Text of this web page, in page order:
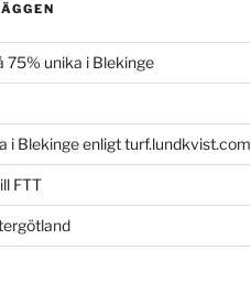
75% unika i Blekinge
i Blekinge enligt turf.lundkvist.com
FTT